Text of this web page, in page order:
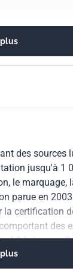
une
contre la
et
des sources
jusqu'à 1
le
parue en
certification
4.24, Annexe
5.2.16,